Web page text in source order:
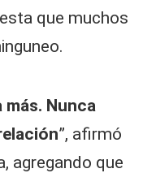
que muchos
Nunca
”, afirmó
agregando que